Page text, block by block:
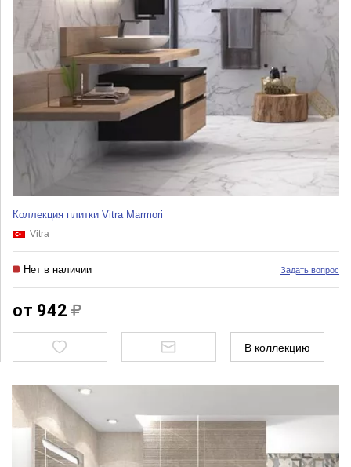
Коллекция плитки Vitra Marmori
Vitra
Нет в наличии Задать вопрос
от 942
В коллекцию